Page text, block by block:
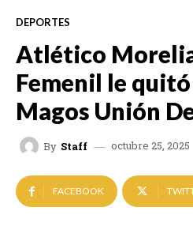
DEPORTES
Atlético
Femenil le
Magos Unión
By Staff octubre 25, 2025
FACEBOOK